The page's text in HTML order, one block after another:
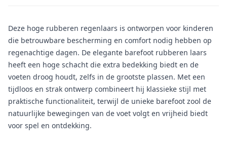
Deze hoge rubberen regenlaars is ontworpen voor kinderen
die betrouwbare bescherming en comfort nodig hebben op
regenachtige dagen. De elegante barefoot rubberen laars
heeft een hoge schacht die extra bedekking biedt en de
voeten droog houdt, zelfs in de grootste plassen. Met een
tijdloos en strak ontwerp combineert hij klassieke stijl met
praktische functionaliteit, terwijl de unieke barefoot zool de
natuurlijke bewegingen van de voet volgt en vrijheid biedt
voor spel en ontdekking.